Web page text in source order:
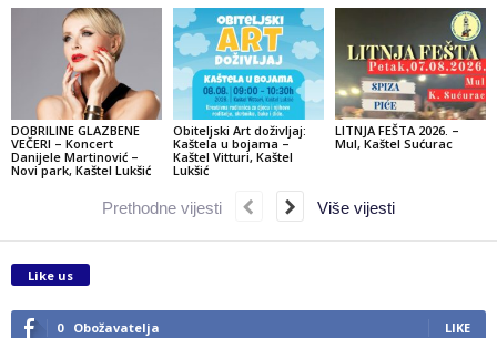
DOBRILINE GLAZBENE
VEČERI – Koncert
Danijele Martinović –
Novi park, Kaštel Lukšić
Obiteljski Art doživljaj:
Kaštela u bojama –
Kaštel Vitturi, Kaštel
Lukšić
LITNJA FEŠTA 2026. –
Mul, Kaštel Sućurac
Prethodne vijesti Više vijesti
Like us
0 Obožavatelja LIKE